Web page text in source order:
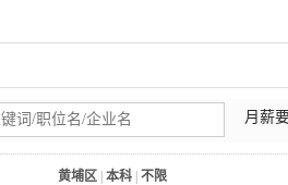
月薪
黄埔区 本科 不限